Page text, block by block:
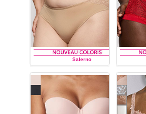
Salerno
PRIMA DONNA